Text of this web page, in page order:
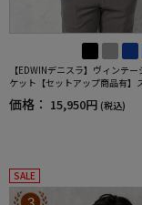
【EDWINデニスラ】ヴィンテ
ケット【セットアップ商品有】
地通年
価格： 15,950円 (税込)
SALE